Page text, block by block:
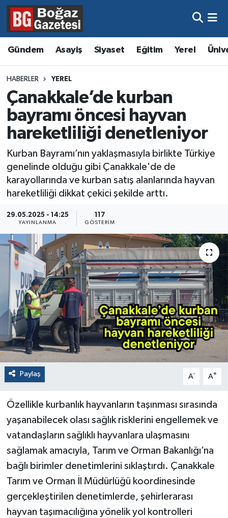
Gündem Asayiş Siyaset Eğitim Yerel
HABERLER YEREL
Çanakkale’de kurban
bayramı öncesi hayvan
hareketliliği denetleniyor
Kurban Bayramı’nın yaklaşmasıyla birlikte Türkiye
genelinde olduğu gibi Çanakkale'de de
karayollarında ve kurban satış alanlarında hayvan
hareketliliği dikkat çekici şekilde arttı.
29.05.2025 - 14:25
YAYINLANMA
117
GÖSTERIM
Paylaş A- A+
Özellikle kurbanlık hayvanların taşınması sırasında
yaşanabilecek olası sağlık risklerini engellemek ve
vatandaşların sağlıklı hayvanlara ulaşmasını
sağlamak amacıyla, Tarım ve Orman Bakanlığı’na
bağlı birimler denetimlerini sıklaştırdı. Çanakkale
Tarım ve Orman İl Müdürlüğü koordinesinde
gerçekleştirilen denetimlerde, şehirlerarası
hayvan taşımacılığına yönelik yol kontrolleri
Asayiş
Eğitim
Ekonomi
Gündem
Kültür ve Sanat
Magazin
Resmi İlanlar
Sağlık
Hava Durumu
Trafik Durumu
Süper Lig Puan Durumu ve Fikstür
Tüm Manşetler
Son Dakika Haberleri
Haber Arşivi